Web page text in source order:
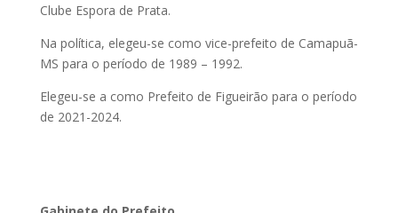
Clube Espora de Prata.
Na política, elegeu-se como vice-prefeito de Camapuã-
MS para o período de 1989 – 1992.
Elegeu-se a como Prefeito de Figueirão para o período
de 2021-2024.